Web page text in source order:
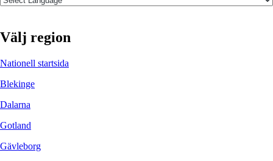
Välj region
Nationell startsida
Blekinge
Dalarna
Gotland
Gävleborg